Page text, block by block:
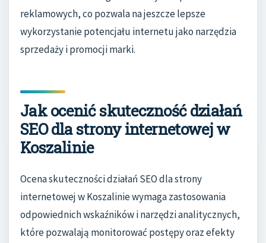
reklamowych, co pozwala na jeszcze lepsze
wykorzystanie potencjału internetu jako narzędzia
sprzedaży i promocji marki.
Jak ocenić skuteczność działań
SEO dla strony internetowej w
Koszalinie
Ocena skuteczności działań SEO dla strony
internetowej w Koszalinie wymaga zastosowania
odpowiednich wskaźników i narzędzi analitycznych,
które pozwalają monitorować postępy oraz efekty